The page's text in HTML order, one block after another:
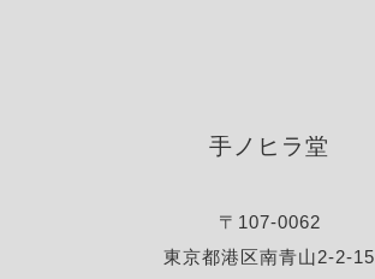
手ノヒラ堂
〒107-0062
東京都港区南青山2-2-15